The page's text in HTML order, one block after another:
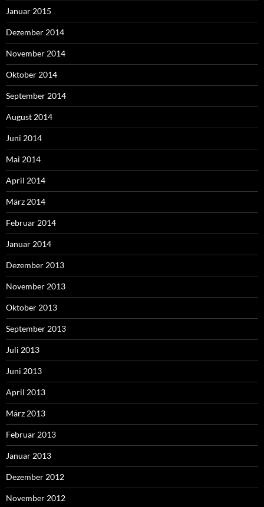
Januar 2015
Dezember 2014
November 2014
Oktober 2014
September 2014
August 2014
Juni 2014
Mai 2014
April 2014
März 2014
Februar 2014
Januar 2014
Dezember 2013
November 2013
Oktober 2013
September 2013
Juli 2013
Juni 2013
April 2013
März 2013
Februar 2013
Januar 2013
Dezember 2012
November 2012